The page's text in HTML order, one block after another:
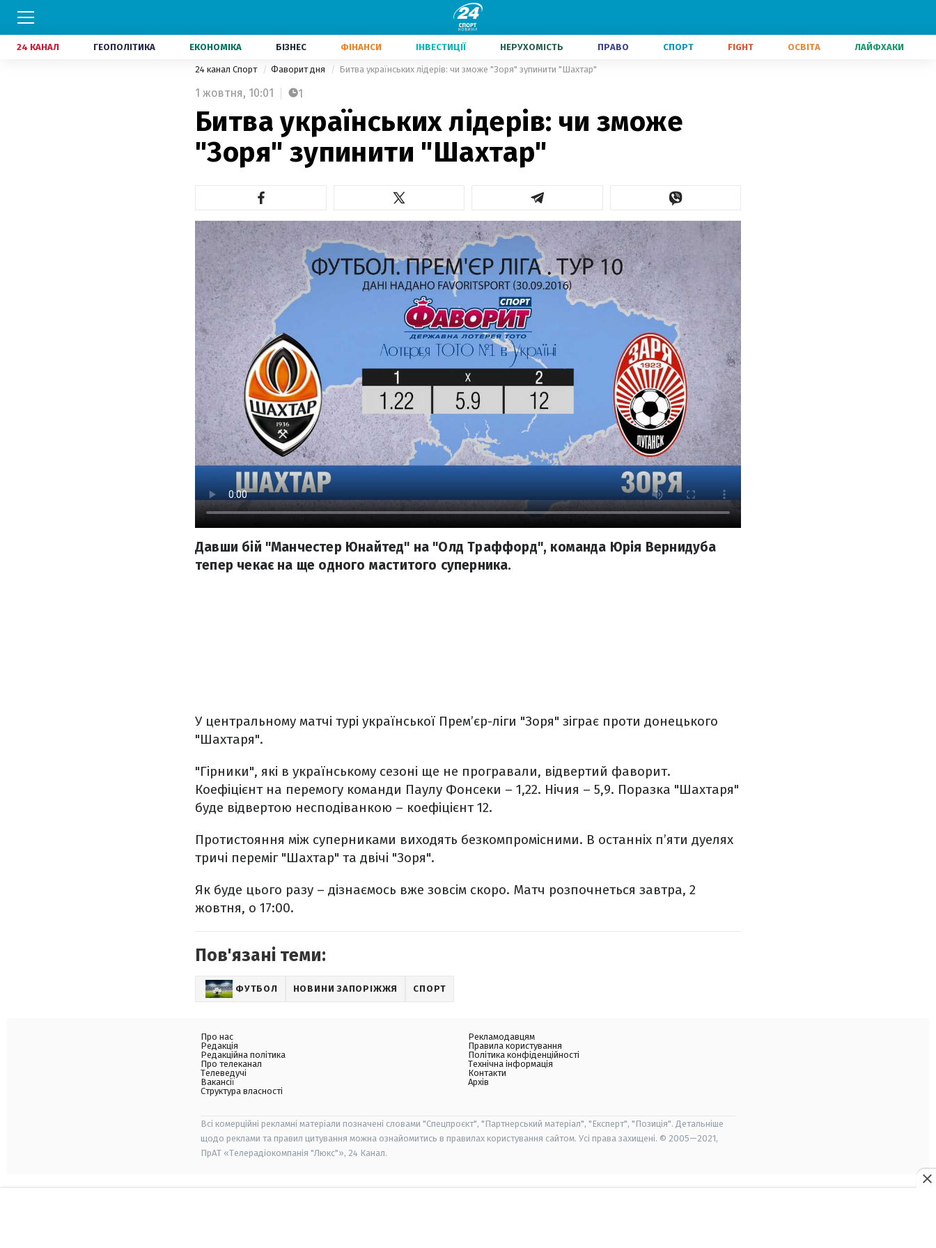
24 КАНАЛ ГЕОПОЛІТИКА ЕКОНОМІКА БІЗНЕС ФІНАНСИ ІНВЕСТИЦІЇ НЕРУХОМІСТЬ ПРАВО СПОРТ FIGHT ОСВІТА ЛАЙФХАКИ
24 канал Спорт Фаворит дня Битва українських лідерів: чи зможе "Зоря" зупинити "Шахтар"
1 жовтня, 10:01 1
Битва українських лідерів: чи зможе
"Зоря" зупинити "Шахтар"
Давши бій "Манчестер Юнайтед" на "Олд Траффорд", команда Юрія Вернидуба
тепер чекає на ще одного маститого суперника.
У центральному матчі турі української Прем’єр-ліги "Зоря" зіграє проти донецького
"Шахтаря".
"Гірники", які в українському сезоні ще не програвали, відвертий фаворит.
Коефіцієнт на перемогу команди Паулу Фонсеки – 1,22. Нічия – 5,9. Поразка "Шахтаря"
буде відвертою несподіванкою – коефіцієнт 12.
Протистояння між суперниками виходять безкомпромісними. В останніх п’яти дуелях
тричі переміг "Шахтар" та двічі "Зоря".
Як буде цього разу – дізнаємось вже зовсім скоро. Матч розпочнеться завтра, 2
жовтня, о 17:00.
Пов'язані теми:
ФУТБОЛ НОВИНИ ЗАПОРІЖЖЯ СПОРТ
Про нас
Редакція
Редакційна політика
Про телеканал
Телеведучі
Вакансії
Структура власності
Рекламодавцям
Правила користування
Політика конфіденційності
Технічна інформація
Контакти
Архів
Всі комерційні рекламні матеріали позначені словами "Спецпроєкт", "Партнерський матеріал", "Експерт", "Позиція". Детальніше
щодо реклами та правил цитування можна ознайомитись в правилах користування сайтом. Усі права захищені. © 2005—2021,
ПрАТ «Телерадіокомпанія "Люкс"», 24 Канал.